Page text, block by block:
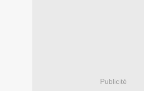
Publicité